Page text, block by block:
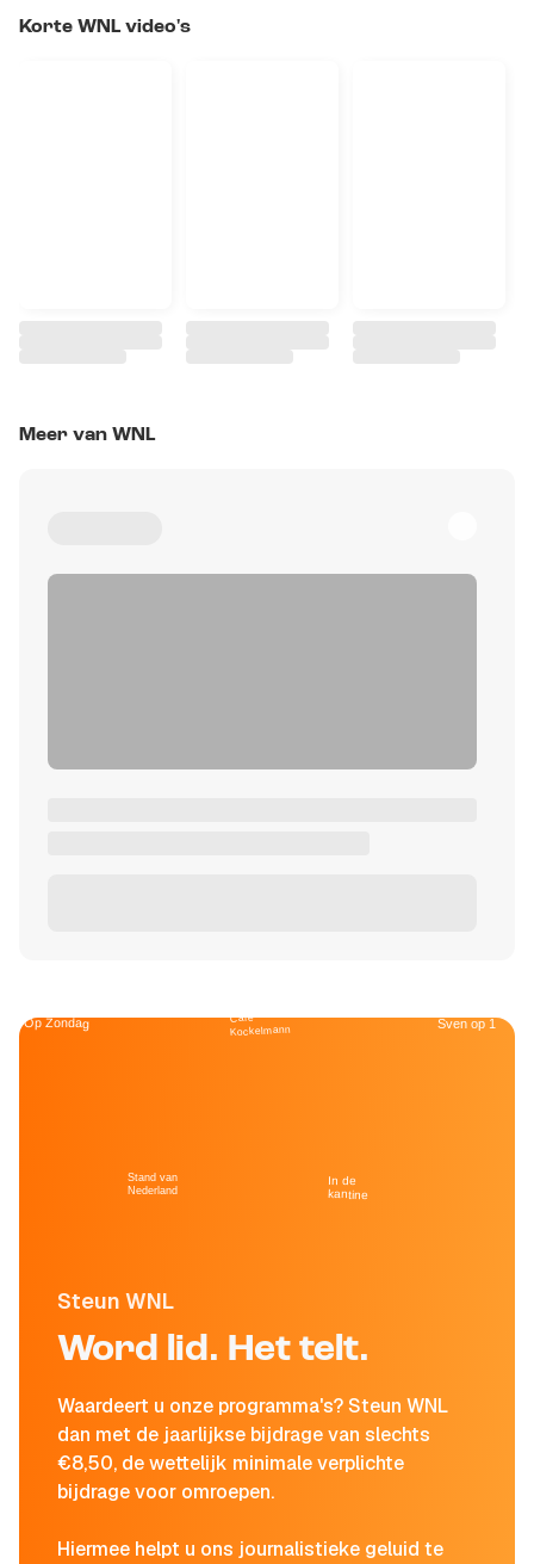
Korte WNL video's
Meer van WNL
Steun WNL
Word lid. Het telt.
Waardeert u onze programma's? Steun WNL
dan met de jaarlijkse bijdrage van slechts
€8,50, de wettelijk minimale verplichte
bijdrage voor omroepen.
Hiermee helpt u ons journalistieke geluid te
Op Zondag
Stand van
Nederland
Café
Kockelmann
In de
kantine
Sven op 1